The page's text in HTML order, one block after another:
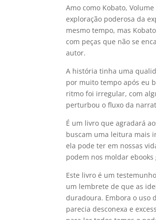
Amo como Kobato,
exploração poderosa da
mesmo tempo, mas
com peças que não se
autor.
A história tinha uma
por muito tempo após eu
ritmo foi irregular, com
perturbou o fluxo da
É um livro que agradará
buscam uma leitura mais
ela pode ter em nossas
podem nos moldar
Este livro é um
um lembrete de que as
duradoura. Embora o uso
parecia desconexa e